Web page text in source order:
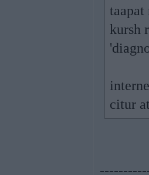
taapat
kursh
citur